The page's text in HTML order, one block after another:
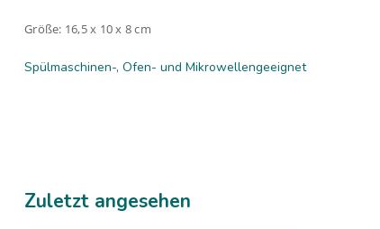
Größe: 16,5 x 10 x 8 cm
Spülmaschinen-, Ofen- und Mikrowellengeeignet
Zuletzt angesehen